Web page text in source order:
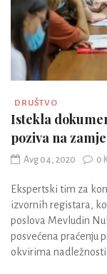
DRUŠTVO
Istekla
poziva na
Avg 04, 2020 0
Ekspertski tim za
izvornih registara,
poslova Mevludin
posvećena praćenju
okvirima